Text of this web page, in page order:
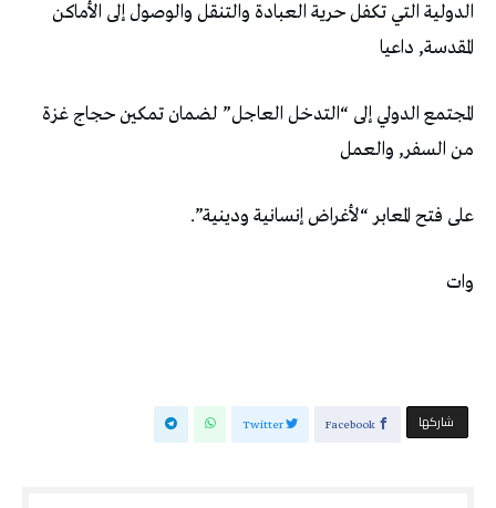
الدولية التي تكفل حرية العبادة والتنقل والوصول إلى الأماكن
المقدسة, داعيا
المجتمع الدولي إلى “التدخل العاجل” لضمان تمكين حجاج غزة
من السفر, والعمل
على فتح المعابر “لأغراض إنسانية ودينية”.
وات
‫‫ شاركها‬ Facebook
Twitter